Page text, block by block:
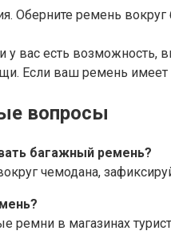
Оберните ремень
у вас есть возможность,
Если ваш ремень
вопросы
багажный ремень?
чемодана,
ремни в магазинах